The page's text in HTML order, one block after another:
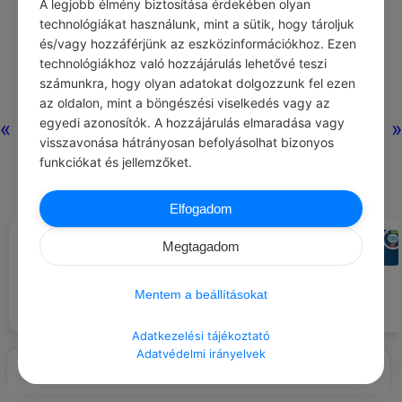
« »
#LÉGY HÁLÁS …
JÓCSELEKEDET
CHATGPT
Segíts egy gyereknek elkészíteni
A legjobb élmény biztosítása érdekében olyan
technológiákat használunk, mint a sütik, hogy tároljuk
és/vagy hozzáférjünk az eszközinformációkhoz. Ezen
technológiákhoz való hozzájárulás lehetővé teszi
számunkra, hogy olyan adatokat dolgozzunk fel ezen
az oldalon, mint a böngészési viselkedés vagy az
egyedi azonosítók. A hozzájárulás elmaradása vagy
visszavonása hátrányosan befolyásolhat bizonyos
funkciókat és jellemzőket.
Elfogadom
Megtagadom
Mentem a beállításokat
Adatkezelési tájékoztató
Adatvédelmi irányelvek